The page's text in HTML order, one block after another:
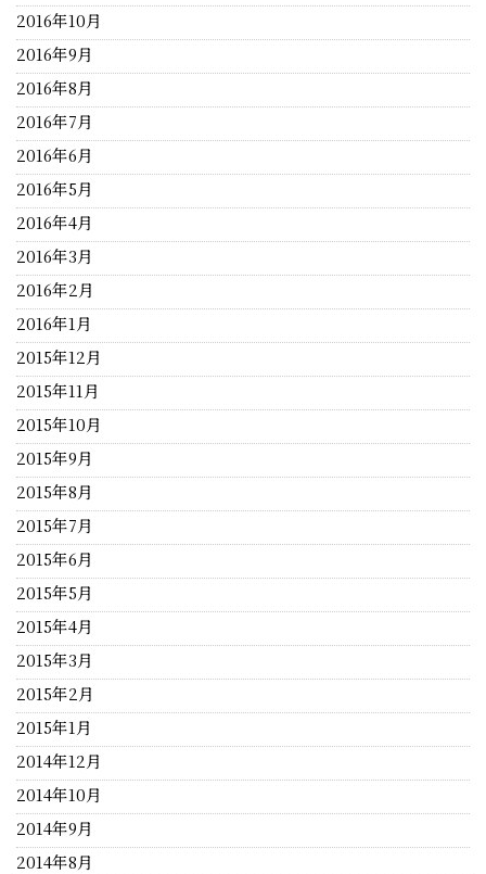
2016年10月
2016年9月
2016年8月
2016年7月
2016年6月
2016年5月
2016年4月
2016年3月
2016年2月
2016年1月
2015年12月
2015年11月
2015年10月
2015年9月
2015年8月
2015年7月
2015年6月
2015年5月
2015年4月
2015年3月
2015年2月
2015年1月
2014年12月
2014年10月
2014年9月
2014年8月